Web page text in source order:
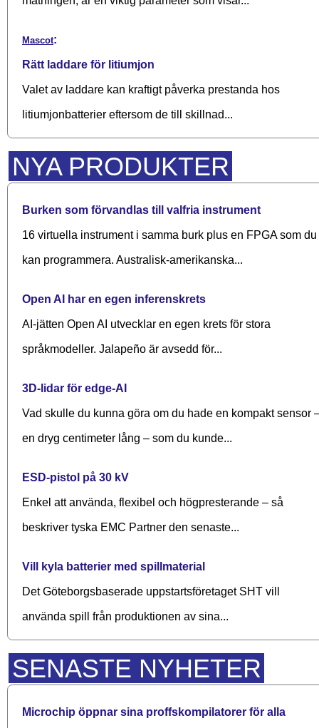
Mascot:
Rätt laddare för litiumjon
Valet av laddare kan kraftigt påverka prestanda hos
litiumjonbatterier eftersom de till skillnad...
NYA PRODUKTER
Burken som förvandlas till valfria instrument
16 virtuella instrument i samma burk plus en FPGA som du
kan programmera. Australisk-amerikanska...
Open AI har en egen inferenskrets
AI-jätten Open AI utvecklar en egen krets för stora
språkmodeller. Jalapeño är avsedd för...
3D-lidar för edge-AI
Vad skulle du kunna göra om du hade en kompakt sensor
en dryg centimeter lång – som du kunde...
ESD-pistol på 30 kV
Enkel att använda, flexibel och högpresterande – så
beskriver tyska EMC Partner den senaste...
Vill kyla batterier med spillmaterial
Det Göteborgsbaserade upp­starts­företaget SHT vill
använda spill från produktionen av sina...
SENASTE NYHETER
Microchip öppnar sina proffskompilatorer för alla